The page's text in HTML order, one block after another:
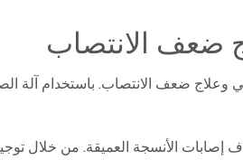
ضعف الانتصاب
ضعف الانتصاب. باستخدام آلة
إصابات الأنسجة العميقة. من خلال